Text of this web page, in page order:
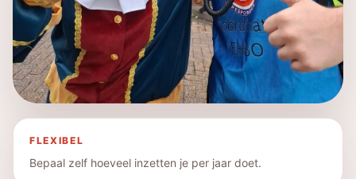
FLEXIBEL
Bepaal zelf hoeveel inzetten je per jaar doet.